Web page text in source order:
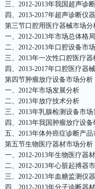
三、2012-2013年我国超声诊
四、2013-2017年超声诊断仪
第三节口腔用医疗器械市场分
一、2012-2013年市场总体格局
二、2012-2013年口腔设备市
三、2013年一次性口腔医疗器
四、2013-2017年口腔医疗器
第四节肿瘤放疗设备市场分析
一、2012年市场发展分析
二、2013年放疗技术分析
三、2013年乳腺检测设备市场
四、2013年我国肿瘤放疗设
五、2013年体外癌症诊断产品
第五节生物医疗器材市场分析
一、2012-2013年生物医疗器
二、2012-2013年心脏起搏器
三、2012-2013年血糖监测仪
四、2012-2013年分子诊断器